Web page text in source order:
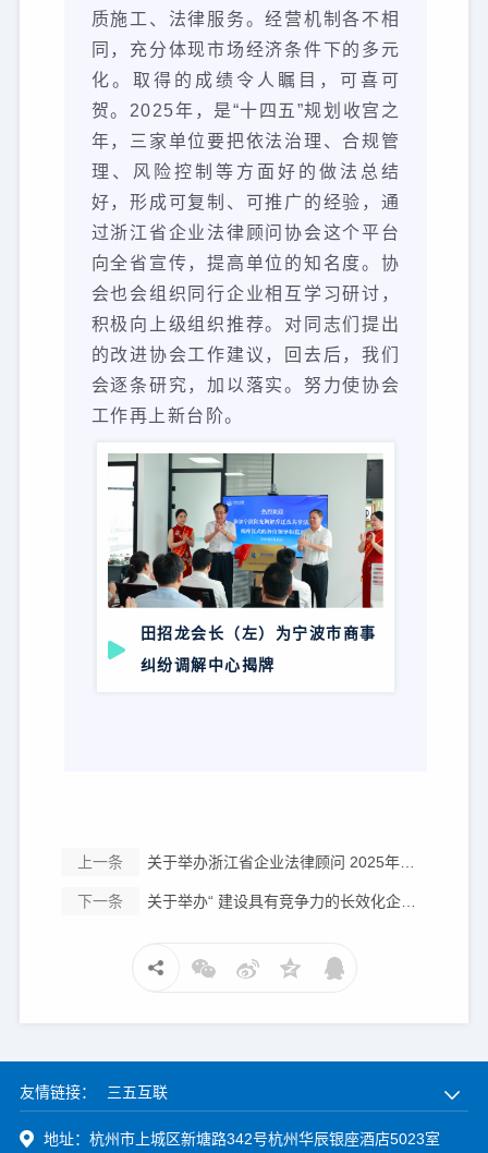
质施工、法律服务。经营机制各不相
同，充分体现市场经济条件下的多元
化。取得的成绩令人瞩目，可喜可
贺。2025年，是“十四五”规划收宫之
年，三家单位要把依法治理、合规管
理、风险控制等方面好的做法总结
好，形成可复制、可推广的经验，通
过浙江省企业法律顾问协会这个平台
向全省宣传，提高单位的知名度。协
会也会组织同行企业相互学习研讨，
积极向上级组织推荐。对同志们提出
的改进协会工作建议，回去后，我们
会逐条研究，加以落实。努力使协会
工作再上新台阶。
田招龙会长（左）为宁波市商事
纠纷调解中心揭牌
上一条 关于举办浙江省企业法律顾问 2025年第一期业务培训班的通知
下一条 关于举办“ 建设具有竞争力的长效化企业法律合规管理体 系 ”高级研修班（第 211 期） 的通知
友情链接： 三五互联
地址：杭州市上城区新塘路342号杭州华辰银座酒店5023室